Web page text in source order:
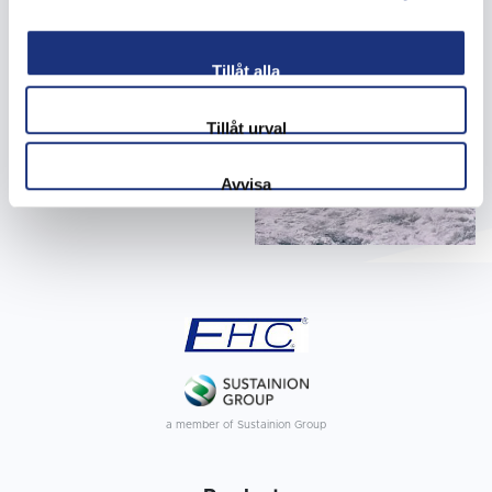
Tillåt alla
Tillåt urval
Avvisa
a member of Sustainion Group